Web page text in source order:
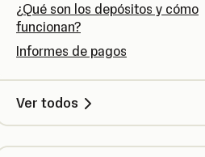
¿Qué son los depósitos y cómo
funcionan?
Informes de pagos
Ver todos